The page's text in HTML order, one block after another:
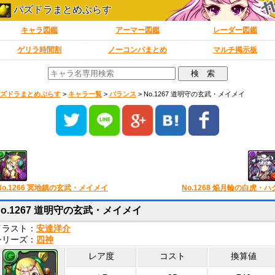
パズドラまとめぷらす
キャラ図鑑 アーマー図鑑 レーダー図鑑
ゲリラ時間割 ノーコンパまとめ マルチ掲示板
ドラまとめぷらす > キャラ一覧 > バランス > No.1267 道明守の玄武・メイメイ
冥地鎮の玄武・メイメイ No.1268 焔月輪の白虎・ハ
道明守の玄武・メイメイ
スト： 安達洋介
ーズ： 四神
レア度 コスト 換算値